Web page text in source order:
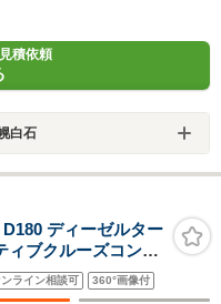
積依頼
白石
ディーゼルター
ブクルーズコント
・白革シート/
スペアキー・LEDラ
ライン相談可 360°画像付